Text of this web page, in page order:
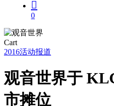
0
CartClose
Cart
2016活动报道
观音世界于
市摊位